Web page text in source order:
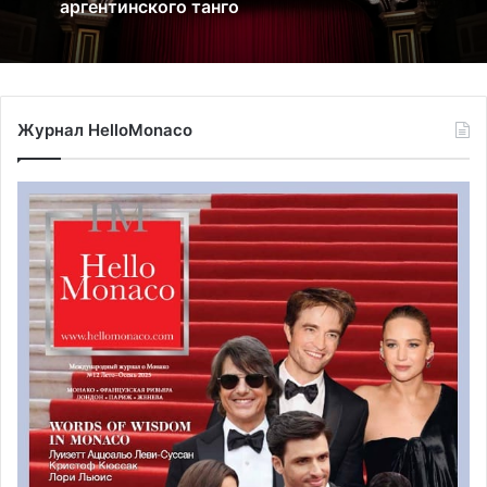
Подробности на
сайте:https://www.montecarlopoloclub.mc/
Monte-Carlo Violin Masters. «Олимпийские игры»
скрипачей в Монако
аргентинского танго
Журнал HelloMonaco